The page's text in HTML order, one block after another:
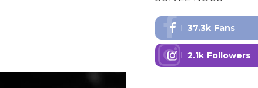
37.3k Fans
2.1k Followers